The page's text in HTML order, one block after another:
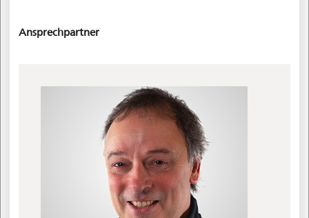
Ansprechpartner